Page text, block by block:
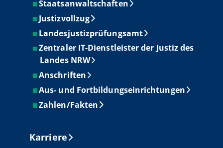
Staatsanwaltschaften
Justizvollzug
Landesjustizprüfungsamt
Zentraler IT-Dienstleister der Justiz des
Landes NRW
Anschriften
Aus- und Fortbildungseinrichtungen
Zahlen/Fakten
Karriere